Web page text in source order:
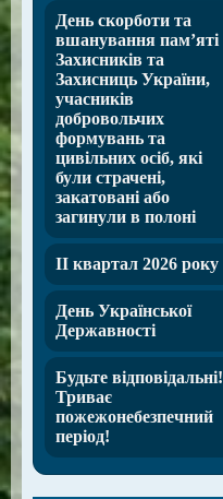
День скорботи та
вшанування пам’яті
Захисників та
Захисниць України,
учасників
добровольчих
формувань та
цивільних осіб, які
були страчені,
закатовані або
загинули в полоні
ІІ квартал 2026 року
День Української
Державності
Будьте відповідальні!
Триває
пожежонебезпечний
період!